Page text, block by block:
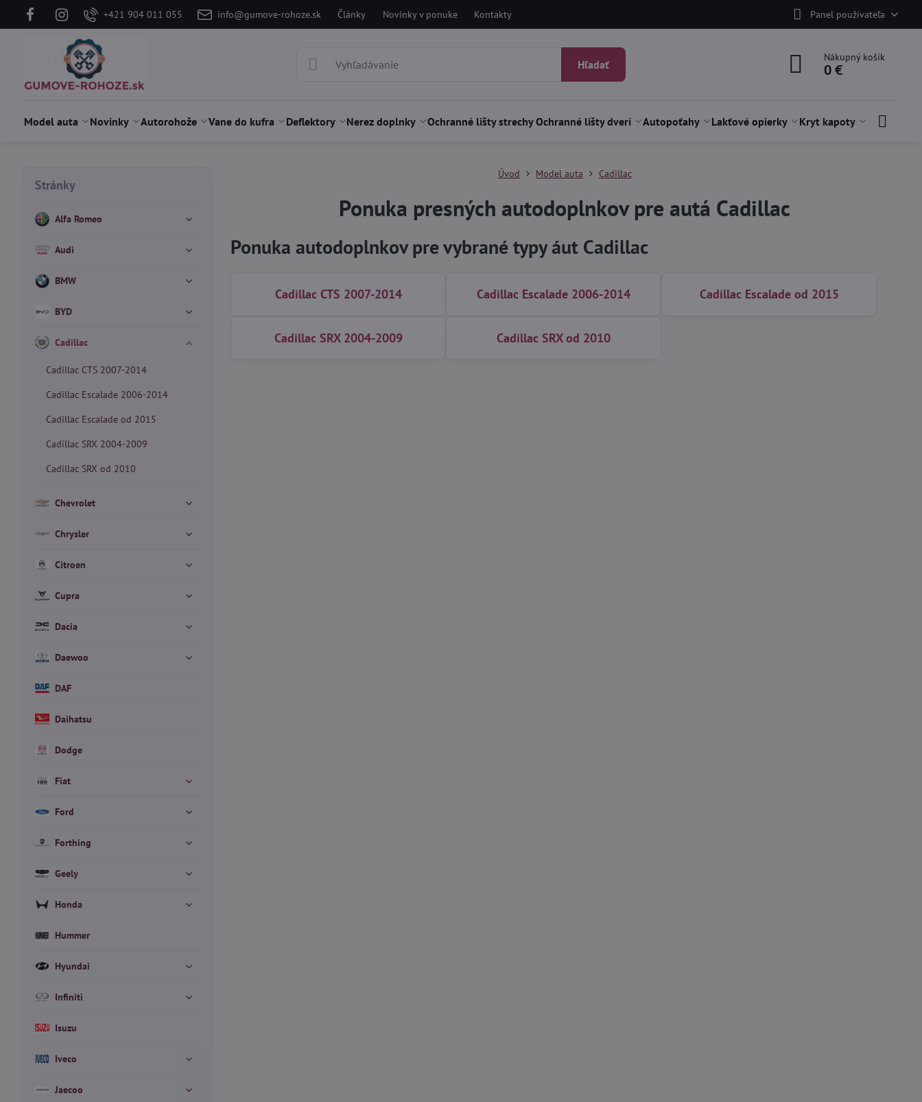
+421 904 011 055 info@gumove-rohoze.sk Články Novinky v ponuke Kontakty Panel používateľa
Hľadať
Nákupný košík
0 €
Model auta Novinky Autorohože Vane do kufra Deflektory Nerez doplnky Ochranné lišty strechyOchranné lišty dverí Autopoťahy Lakťové opierky Kryt kapoty
Úvod Model auta Cadillac
Ponuka presných autodoplnkov pre autá Cadillac
Ponuka autodoplnkov pre vybrané typy áut Cadillac
Cadillac CTS 2007-2014 Cadillac Escalade 2006-2014 Cadillac Escalade od 2015
Cadillac SRX 2004-2009 Cadillac SRX od 2010
Stránky
Alfa Romeo
Audi
BMW
BYD
Cadillac
Cadillac CTS 2007-2014
Cadillac Escalade 2006-2014
Cadillac Escalade od 2015
Cadillac SRX 2004-2009
Cadillac SRX od 2010
Chevrolet
Chrysler
Citroen
Cupra
Dacia
Daewoo
DAF
Daihatsu
Dodge
Fiat
Ford
Forthing
Geely
Honda
Hummer
Hyundai
Infiniti
Isuzu
Iveco
Jaecoo